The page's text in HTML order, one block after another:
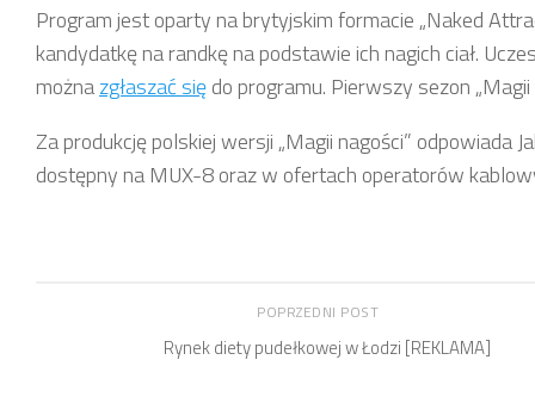
Program jest oparty na brytyjskim formacie „Naked
kandydatkę na randkę na podstawie ich nagich ciał.
możnazgłaszać siędo programu. Pierwszy sezon
Za produkcję polskiej wersji „Magii nagości” odpowiada
dostępny na MUX-8 oraz w ofertach operatorów
POPRZEDNI POST
Rynek diety pudełkowej w Łodzi [REKLAMA]